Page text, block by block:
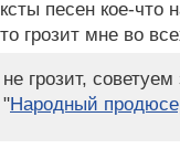
песен кое-что
грозит мне во
грозит, советуем
"Народный